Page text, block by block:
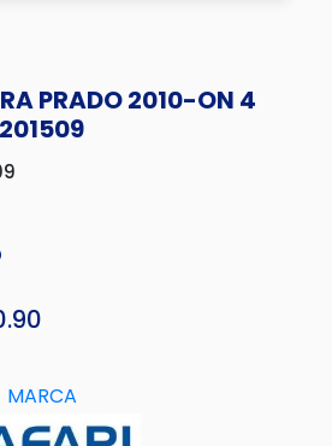
PRADO 2010-ON 4
actual
es:
MARCA